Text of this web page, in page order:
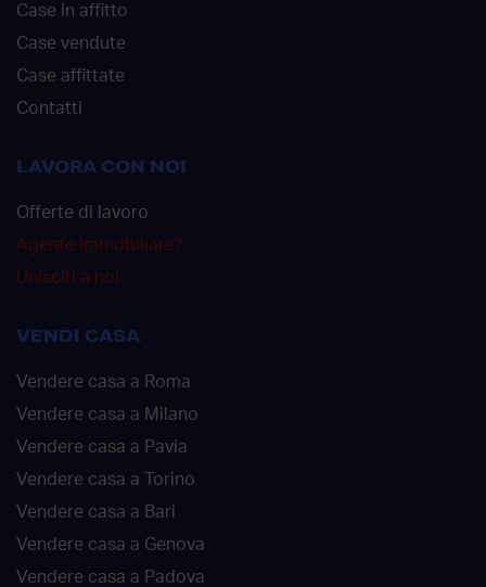
Case in affitto
Case vendute
Case affittate
Contatti
LAVORA CON NOI
Offerte di lavoro
Agente immobiliare?
Unisciti a noi
VENDI CASA
Vendere casa a Roma
Vendere casa a Milano
Vendere casa a Pavia
Vendere casa a Torino
Vendere casa a Bari
Vendere casa a Genova
Vendere casa a Padova